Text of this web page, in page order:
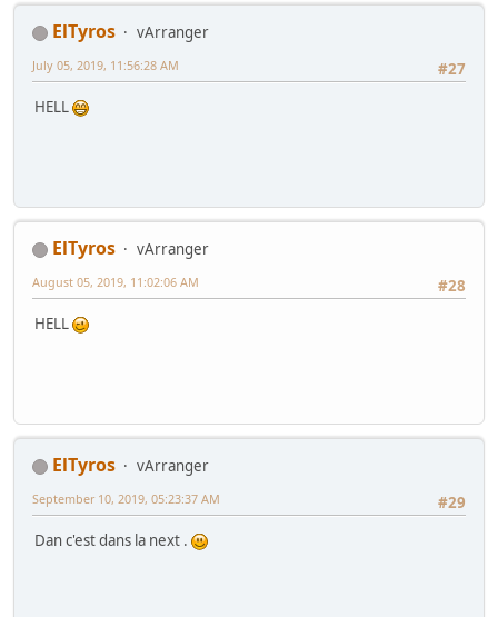
ElTyros
vArranger
#27
July 05, 2019, 11:56:28 AM
HELL
ElTyros
vArranger
#28
August 05, 2019, 11:02:06 AM
HELL
ElTyros
vArranger
#29
September 10, 2019, 05:23:37 AM
Dan c'est dans la next .